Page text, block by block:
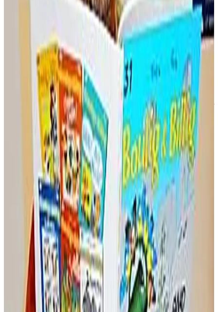
La langue bretonne se prête-t-elle bien aux facéties des deux
héros ? Comment procédez-vous ?
Je travaille plus par équivalences. Je ne fais pas de traduction pure. Il
faut rester collé à l'histoire, donner du sens aux dialogues. Les
lecteurs préfèrent généralement les albums en breton qu'ils trouvent
plus marrants. La langue bretonne est très imagée.
Qui sont les lecteurs de Boulig ha Billig ?
Il n'y a pas d'âge. Ce sont surtout des lecteurs qui aiment la bande
dessinée. Il n'est pas nécessaire d'avoir un bon niveau de breton pour
lire ces albums. « Gwad ur ..C'hocker », ou « Graine de cocker » a
été édité à 1.000 exemplaires. Désormais, c'est l'éditeur, lorsqu'il sort
un nouvel album, qui nous contacte pour nous proposer de le
traduire en breton. On a du boulot. Il y a 31 albums à traduire...
Cette aventure n'aurait pas été possible sans les subventions
accordées par la Région et le Conseil Général du Finistère.
Cathy Tymen